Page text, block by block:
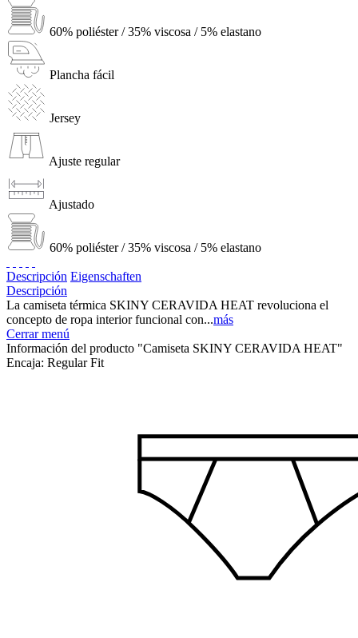
60% poliéster / 35% viscosa / 5% elastano
Plancha fácil
Jersey
Ajuste regular
Ajustado
60% poliéster / 35% viscosa / 5% elastano
Descripción Eigenschaften
Descripción
La camiseta térmica SKINY CERAVIDA HEAT revoluciona el
concepto de ropa interior funcional con...más
Cerrar menú
Información del producto "Camiseta SKINY CERAVIDA HEAT"
Encaja: Regular Fit